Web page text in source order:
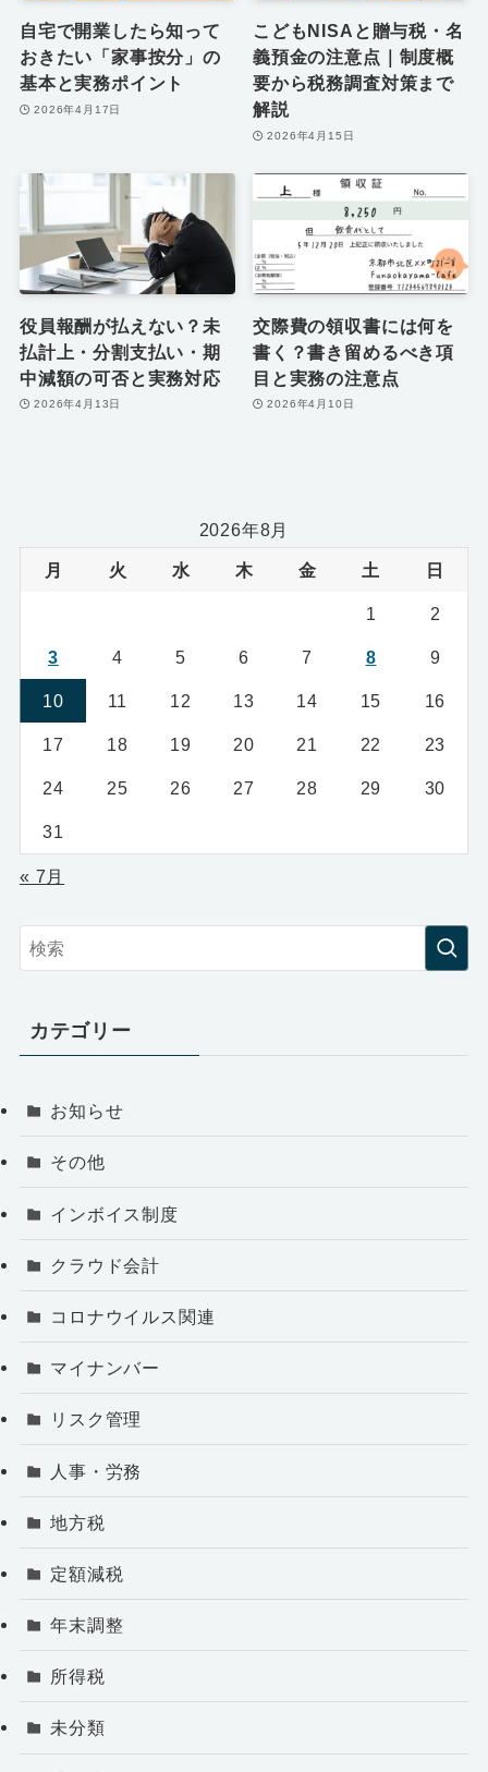
自宅で開業したら知って
おきたい「家事按分」の
基本と実務ポイント
2026年4月17日
こどもNISAと贈与税・名
義預金の注意点｜制度概
要から税務調査対策まで
解説
2026年4月15日
役員報酬が払えない？未
払計上・分割支払い・期
中減額の可否と実務対応
2026年4月13日
交際費の領収書には何を
書く？書き留めるべき項
目と実務の注意点
2026年4月10日
2026年8月
月 火 水 木 金 土 日
1 2
3 4 5 6 7 8 9
10 11 12 13 14 15 16
17 18 19 20 21 22 23
24 25 26 27 28 29 30
31
« 7月
カテゴリー
お知らせ
その他
インボイス制度
クラウド会計
コロナウイルス関連
マイナンバー
リスク管理
人事・労務
地方税
定額減税
年末調整
所得税
未分類